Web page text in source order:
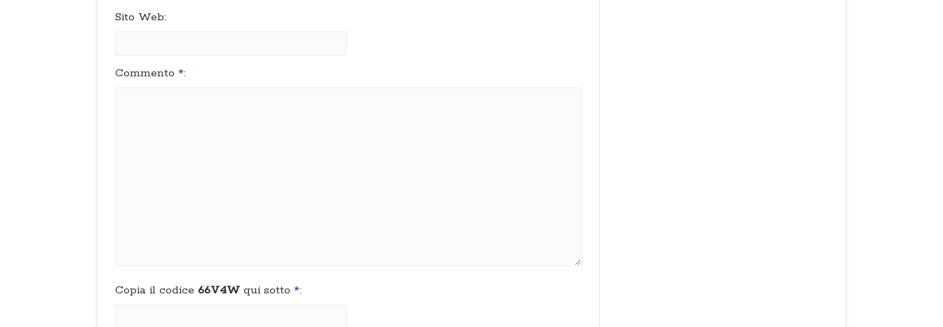
Sito Web:
Commento *:
Copia il codice 66V4W qui sotto *: